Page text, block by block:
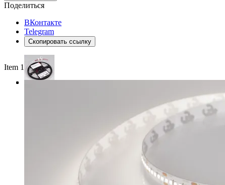
Поделиться
ВКонтакте
Telegram
Скопировать ссылку
Item 1 of 3